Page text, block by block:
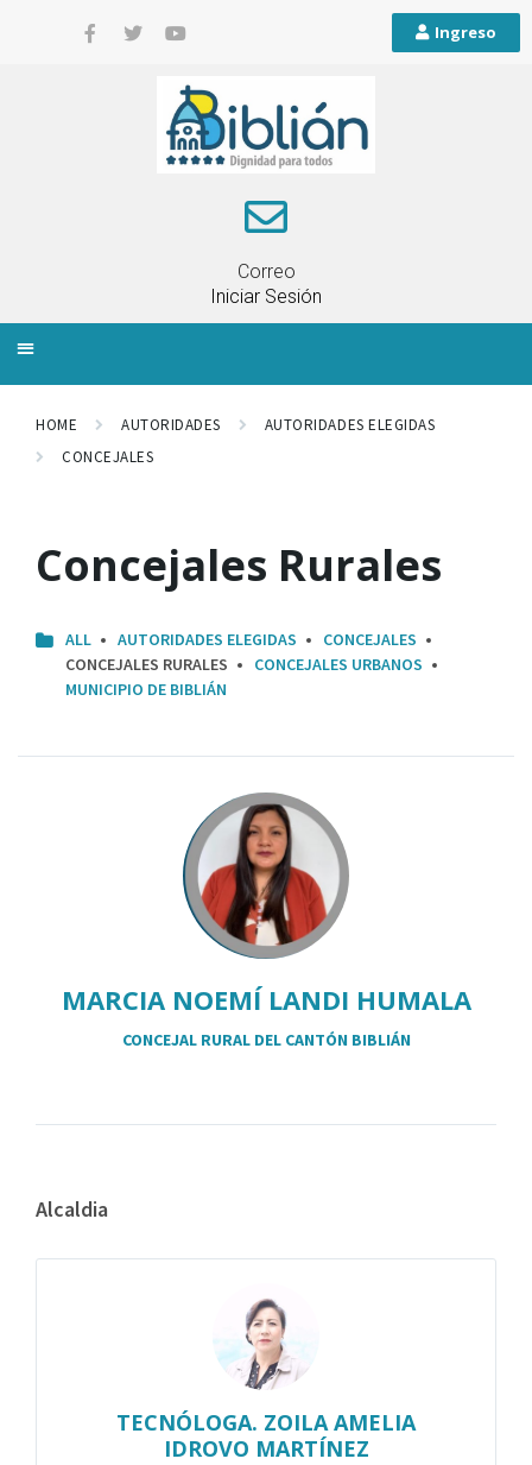
Ingreso
Correo
Iniciar Sesión
HOME AUTORIDADES
AUTORIDADES ELEGIDAS
CONCEJALES
Concejales Rurales
ALL AUTORIDADES ELEGIDAS
CONCEJALES
CONCEJALES RURALES
CONCEJALES URBANOS
MUNICIPIO DE BIBLIÁN
MARCIA NOEMÍ LANDI HUMALA
CONCEJAL RURAL DEL CANTÓN BIBLIÁN
Alcaldia
TECNÓLOGA. ZOILA AMELIA
IDROVO MARTÍNEZ